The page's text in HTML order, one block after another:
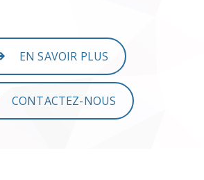
EN SAVOIR PLUS
CONTACTEZ-NOUS